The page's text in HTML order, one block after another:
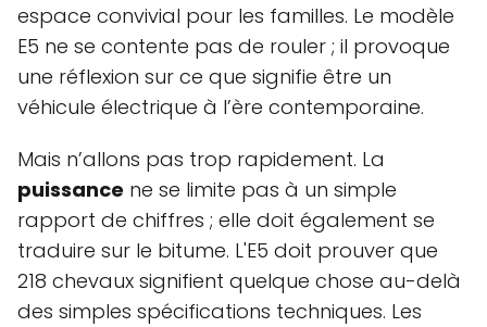
espace convivial pour les familles. Le modèle
E5 ne se contente pas de rouler ; il provoque
une réflexion sur ce que signifie être un
véhicule électrique à l’ère contemporaine.
Mais n’allons pas trop rapidement. La
puissance ne se limite pas à un simple
rapport de chiffres ; elle doit également se
traduire sur le bitume. L'E5 doit prouver que
218 chevaux signifient quelque chose au-delà
des simples spécifications techniques. Les